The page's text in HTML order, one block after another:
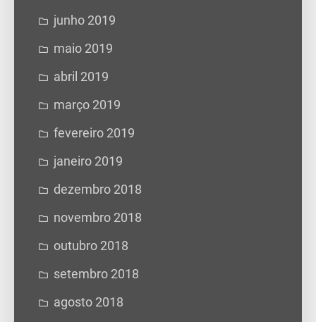
junho 2019
maio 2019
abril 2019
março 2019
fevereiro 2019
janeiro 2019
dezembro 2018
novembro 2018
outubro 2018
setembro 2018
agosto 2018